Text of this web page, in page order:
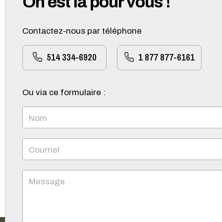
Contactez-nous par téléphone
514 334-6920 1 877 877-6161
Ou via ce formulaire :
Nom
Courriel
Message